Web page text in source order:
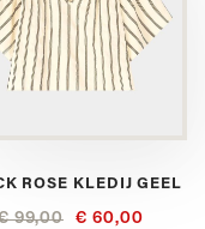
ROSE KLEDIJ GEEL
99,00 € 60,00